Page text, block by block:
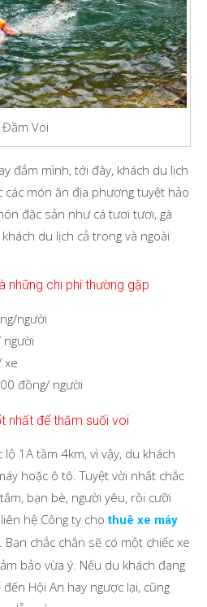
Đầm Voi
đắm mình, tới đây, khách du lịch
món ăn địa phương tuyệt hảo
đặc sản như cá tươi tươi, gà
du lịch cả trong và ngoài
những chi phí thường gặp
người
người
xe
đồng/ người
nhất để thăm suối voi
1A tầm 4km, vì vậy, du khách
hoặc ô tô. Tuyệt vời nhất chắc
bạn bè, người yêu, rồi cưỡi
hệ Công ty chothuê xe máy
. Bạn chắc chắn sẽ có một chiếc xe
bảo vừa ý. Nếu du khách đang
Hội An hay ngược lại, cũng